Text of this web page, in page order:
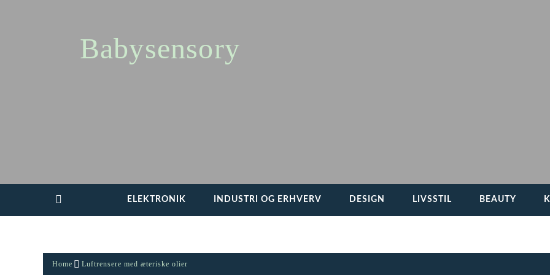
Babysensory
ELEKTRONIK INDUSTRI OG ERHVERV DESIGN LIVSSTIL BEAUTY
Home Luftrensere med æteriske olier